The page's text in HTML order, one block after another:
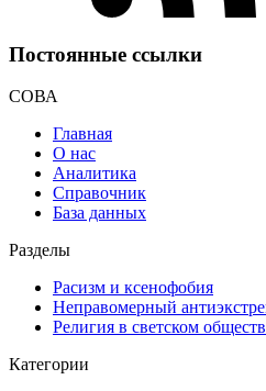
Постоянные ссылки
СОВА
Главная
О нас
Аналитика
Справочник
База данных
Разделы
Расизм и ксенофобия
Неправомерный
Религия в светском
Категории